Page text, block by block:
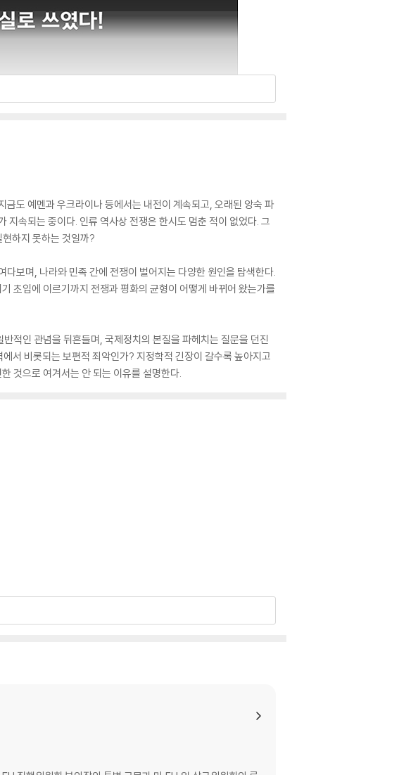
도 예멘과 우크라이나 등에서는 내전이 계속되고, 오래된 앙숙 파
속되는 중이다. 인류 역사상 전쟁은 한시도 멈춘 적이 없었다. 그
하지 못하는 것일까?
보며, 나라와 민족 간에 전쟁이 벌어지는 다양한 원인을 탐색한다.
초입에 이르기까지 전쟁과 평화의 균형이 어떻게 바뀌어 왔는가를
적인 관념을 뒤흔들며, 국제정치의 본질을 파헤치는 질문을 던진
서 비롯되는 보편적 죄악인가? 지정학적 긴장이 갈수록 높아지고
것으로 여겨서는 안 되는 이유를 설명한다.